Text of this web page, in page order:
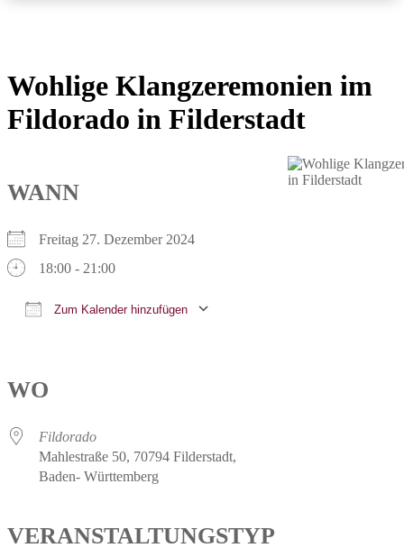
Wohlige Klangzeremonien im
Fildorado in Filderstadt
WANN
Freitag 27. Dezember 2024
18:00 - 21:00
Zum Kalender hinzufügen
WO
Fildorado
Mahlestraße 50, 70794 Filderstadt,
Baden- Württemberg
VERANSTALTUNGSTYP